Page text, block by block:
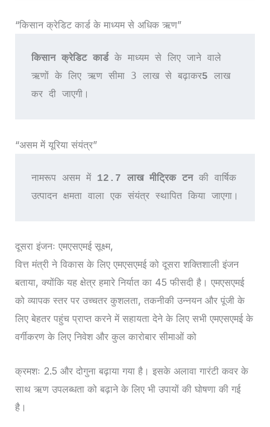
“किसान क्रेडिट कार्ड के माध्यम से अधिक ऋण”
किसान क्रेडिट कार्ड के माध्यम से लिए जाने वाले
ऋणों के लिए ऋण सीमा 3 लाख से बढ़ाकर5 लाख
कर दी जाएगी।
“असम में यूरिया संयंत्र”
नामरूप असम में 12.7 लाख मीट्रिक टन की वार्षिक
उत्पादन क्षमता वाला एक संयंत्र स्थापित किया जाएगा।
दूसरा इंजनः एमएसएमई सूक्ष्म,
वित्त मंत्री ने विकास के लिए एमएसएमई को दूसरा शक्तिशाली इंजन
बताया, क्योंकि यह क्षेत्र हमारे निर्यात का 45 फीसदी है। एमएसएमई
को व्यापक स्तर पर उच्चतर कुशलता, तकनीकी उन्नयन और पूंजी के
लिए बेहतर पहुंच प्राप्त करने में सहायता देने के लिए सभी एमएसएमई के
वर्गीकरण के लिए निवेश और कुल कारोबार सीमाओं को
क्रमशः 2.5 और दोगुना बढ़ाया गया है। इसके अलावा गारंटी कवर के
साथ ऋण उपलब्धता को बढ़ाने के लिए भी उपायों की घोषणा की गई
है।